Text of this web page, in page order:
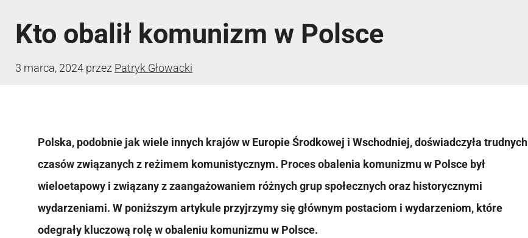
Kto obalił komunizm w Polsce
3 marca, 2024 przez Patryk Głowacki
Polska, podobnie jak wiele innych krajów w Europie Środkowej i Wschodniej, doświadczyła trudnych
czasów związanych z reżimem komunistycznym. Proces obalenia komunizmu w Polsce był
wieloetapowy i związany z zaangażowaniem różnych grup społecznych oraz historycznymi
wydarzeniami. W poniższym artykule przyjrzymy się głównym postaciom i wydarzeniom, które
odegrały kluczową rolę w obaleniu komunizmu w Polsce.